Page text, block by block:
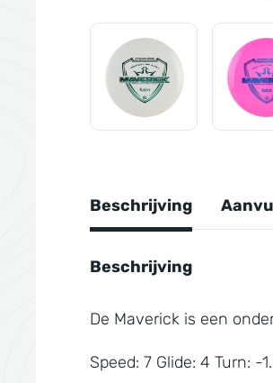
Beschrijving
Beschrijving
De Maverick is een
Speed: 7 Glide: 4 Turn: -